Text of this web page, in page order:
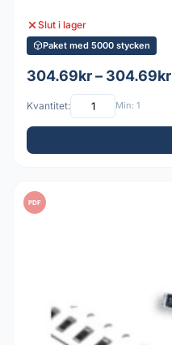
Slut i lager
Paket med 5000 stycken
304.69kr – 304.69kr
Kvantitet: Min: 1
PDF